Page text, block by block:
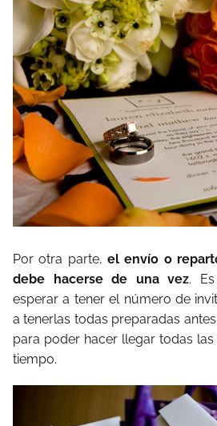
Por otra parte, el envío o
debe hacerse de una vez.
esperar a tener el número de
a tenerlas todas preparadas
para poder hacer llegar todas
tiempo.